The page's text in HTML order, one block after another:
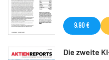
9,90 €
Die zweite